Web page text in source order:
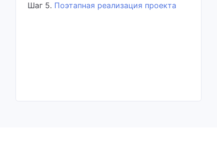
Шаг 5. Поэтапная реализация проекта